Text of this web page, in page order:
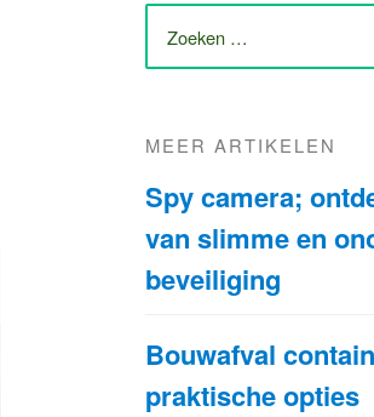
ZOEK
NAAR:
MEER ARTIKELEN
Spy camera;
van slimme en
beveiliging
Bouwafval
praktische opties